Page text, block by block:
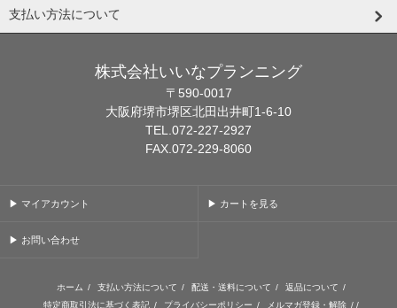
支払い方法について
株式会社いいなプランニング
〒590-0017
大阪府堺市堺区北田出井町1-6-10
TEL.072-227-2927
FAX.072-229-8060
▶ マイアカウント ▶ カートを見る
▶ お問い合わせ
ホーム / 支払い方法について / 配送・送料について / 返品について /
特定商取引法に基づく表記 / プライバシーポリシー / メルマガ登録・解除 / /